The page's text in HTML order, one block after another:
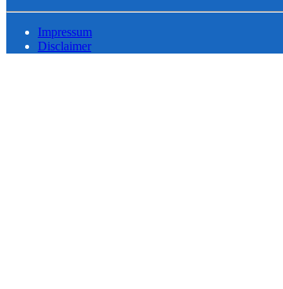
Impressum
Disclaimer